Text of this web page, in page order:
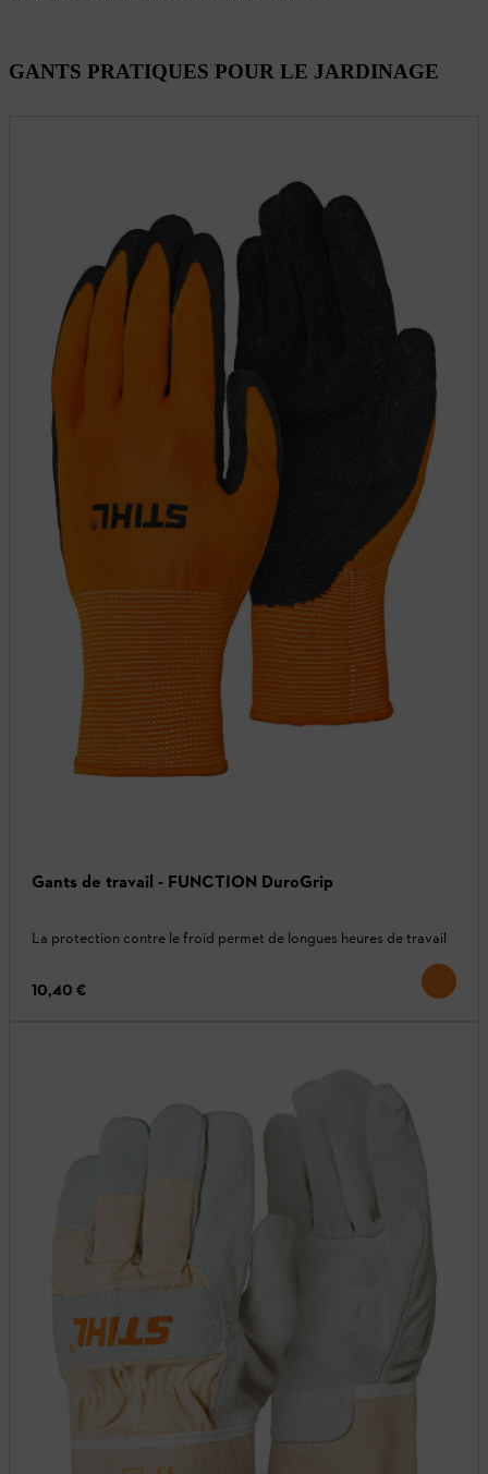
GANTS PRATIQUES POUR LE JARDINAGE
Gants de travail - FUNCTION DuroGrip
La protection contre le froid permet de longues heures de travail
10,40 €